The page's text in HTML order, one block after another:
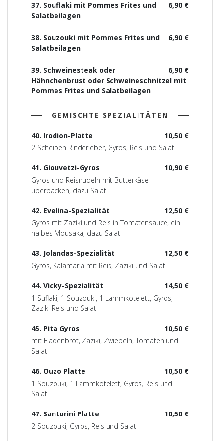
6,90 €
37. Souflaki mit Pommes Frites und
Salatbeilagen
6,90 €
38. Souzouki mit Pommes Frites und
Salatbeilagen
6,90 €
39. Schweinesteak oder
Hähnchenbrust oder Schweineschnitzel mit
Pommes Frites und Salatbeilagen
GEMISCHTE SPEZIALITÄTEN
10,50 €
40. Irodion-Platte
2 Scheiben Rinderleber, Gyros, Reis und Salat
10,90 €
41. Giouvetzi-Gyros
Gyros und Reisnudeln mit Butterkäse
überbacken, dazu Salat
12,50 €
42. Evelina-Spezialität
Gyros mit Zaziki und Reis in Tomatensauce, ein
halbes Mousaka, dazu Salat
12,50 €
43. Jolandas-Spezialität
Gyros, Kalamaria mit Reis, Zaziki und Salat
14,50 €
44. Vicky-Spezialität
1 Suflaki, 1 Souzouki, 1 Lammkotelett, Gyros,
Zaziki Reis und Salat
10,50 €
45. Pita Gyros
mit Fladenbrot, Zaziki, Zwiebeln, Tomaten und
Salat
10,50 €
46. Ouzo Platte
1 Souzouki, 1 Lammkotelett, Gyros, Reis und
Salat
10,50 €
47. Santorini Platte
2 Souzouki, Gyros, Reis und Salat